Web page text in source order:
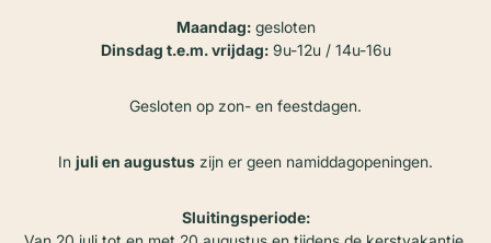
Maandag:gesloten
Dinsdag t.e.m. vrijdag:9u-12u / 14u-16u
Gesloten op zon- en feestdagen.
In juli en augustus zijn er geen namiddagopeningen.
Sluitingsperiode: